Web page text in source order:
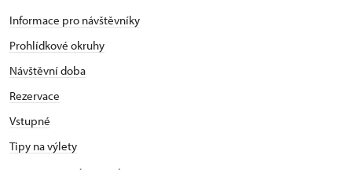
Informace pro návštěvníky
Prohlídkové okruhy
Návštěvní doba
Rezervace
Vstupné
Tipy na výlety